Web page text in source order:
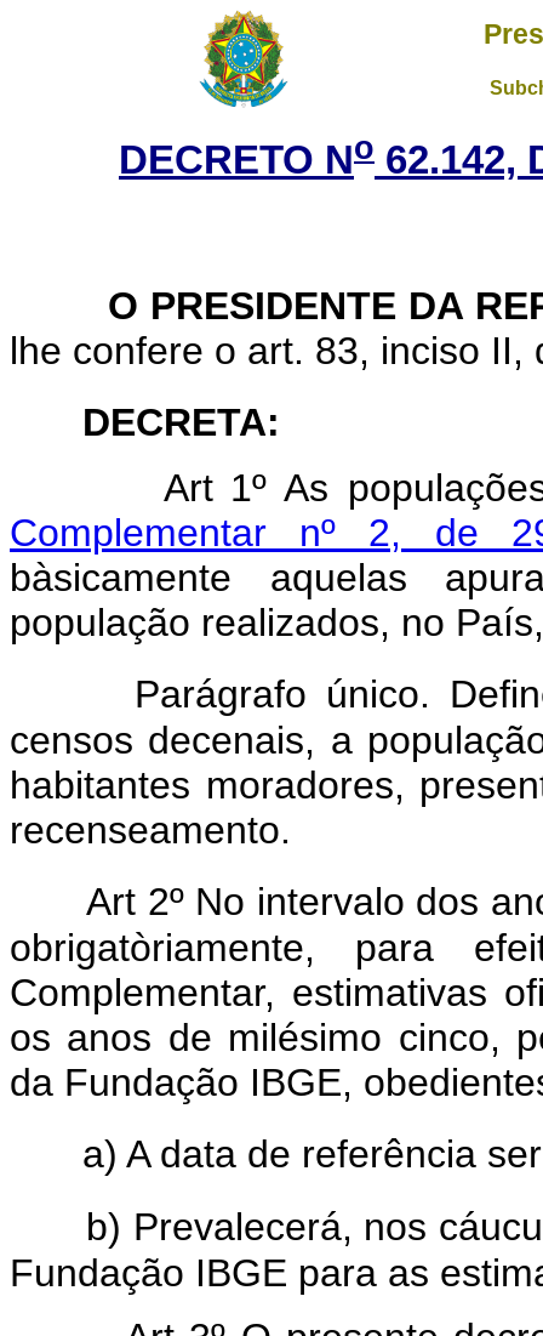
DECRETO No 62.142,
O PRESIDENTE DA
lhe confere o art. 83, inciso II,
DECRETA:
Art 1º As
Complementar nº 2, de
bàsicamente aquelas
população realizados, no
Parágrafo único.
censos decenais, a
habitantes moradores,
recenseamento.
Art 2º No intervalo dos
obrigatòriamente, para
Complementar, estimativas
os anos de milésimo cinco,
da Fundação IBGE,
a) A data de referência
b) Prevalecerá, nos
Fundação IBGE para as